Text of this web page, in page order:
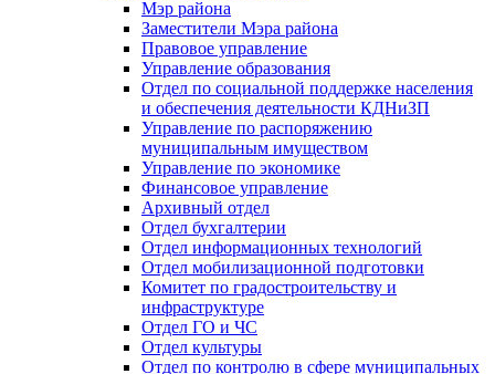
Мэр района
Заместители Мэра района
Правовое управление
Управление образования
Отдел по социальной поддержке населения
и обеспечения деятельности КДНиЗП
Управление по распоряжению
муниципальным имуществом
Управление по экономике
Финансовое управление
Архивный отдел
Отдел бухгалтерии
Отдел информационных технологий
Отдел мобилизационной подготовки
Комитет по градостроительству и
инфраструктуре
Отдел ГО и ЧС
Отдел культуры
Отдел по контролю в сфере муниципальных